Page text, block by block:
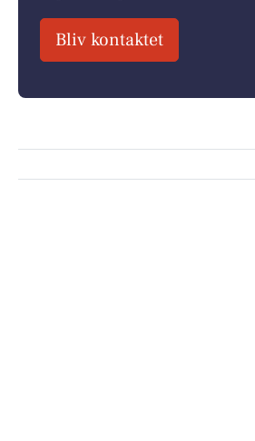
Bliv kontaktet